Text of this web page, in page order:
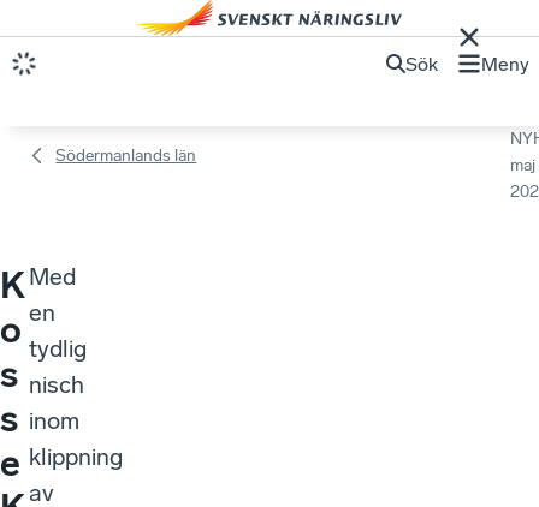
Sök Meny
Södermanlands län
maj
K
o
s
s
e
Med
en
tydlig
nisch
inom
klippning
av